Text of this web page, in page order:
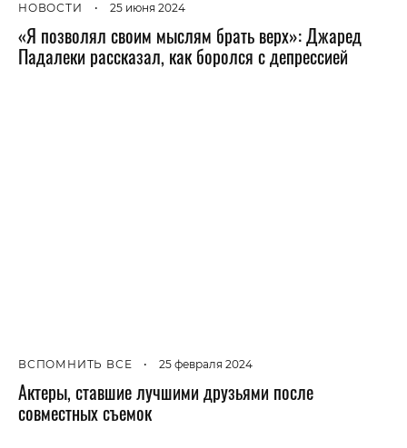
НОВОСТИ • 25 июня 2024
«Я позволял своим мыслям брать верх»: Джаред
Падалеки рассказал, как боролся с депрессией
ВСПОМНИТЬ ВСЕ • 25 февраля 2024
Актеры, ставшие лучшими друзьями после
совместных съемок